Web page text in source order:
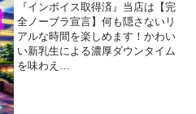
『インボイス取得済』当店は【完
全ノーブラ宣言】何も隠さないリ
アルな時間を楽しめます！かわい
い新乳生による濃厚ダウンタイム
を味わえ…